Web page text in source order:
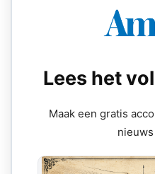
Lees het
Maak een gratis